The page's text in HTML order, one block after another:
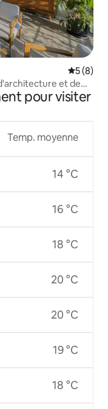
Note
5 (8)
et de
pour visiter
Temp. moyenne
14 °C
16 °C
18 °C
20 °C
20 °C
19 °C
18 °C